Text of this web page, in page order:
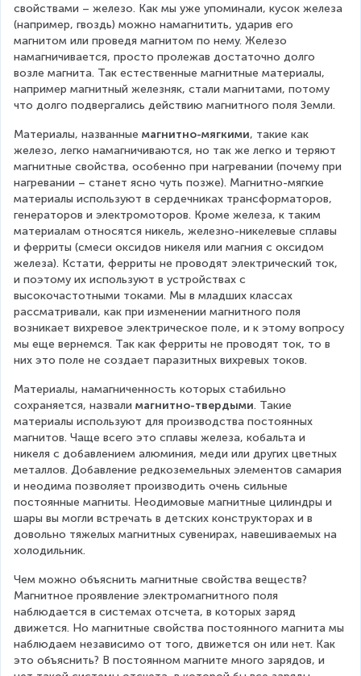
свойствами – железо. Как мы уже упоминали, кусок железа
(например, гвоздь) можно намагнитить, ударив его
магнитом или проведя магнитом по нему. Железо
намагничивается, просто пролежав достаточно долго
возле магнита. Так естественные магнитные материалы,
например магнитный железняк, стали магнитами, потому
что долго подвергались действию магнитного поля Земли.
Материалы, названные магнитно-мягкими, такие как
железо, легко намагничиваются, но так же легко и теряют
магнитные свойства, особенно при нагревании (почему при
нагревании – станет ясно чуть позже). Магнитно-мягкие
материалы используют в сердечниках трансформаторов,
генераторов и электромоторов. Кроме железа, к таким
материалам относятся никель, железно-никелевые сплавы
и ферриты (смеси оксидов никеля или магния с оксидом
железа). Кстати, ферриты не проводят электрический ток,
и поэтому их используют в устройствах с
высокочастотными токами. Мы в младших классах
рассматривали, как при изменении магнитного поля
возникает вихревое электрическое поле, и к этому вопросу
мы еще вернемся. Так как ферриты не проводят ток, то в
них это поле не создает паразитных вихревых токов.
Материалы, намагниченность которых стабильно
сохраняется, назвали магнитно-твердыми. Такие
материалы используют для производства постоянных
магнитов. Чаще всего это сплавы железа, кобальта и
никеля с добавлением алюминия, меди или других цветных
металлов. Добавление редкоземельных элементов самария
и неодима позволяет производить очень сильные
постоянные магниты. Неодимовые магнитные цилиндры и
шары вы могли встречать в детских конструкторах и в
довольно тяжелых магнитных сувенирах, навешиваемых на
холодильник.
Чем можно объяснить магнитные свойства веществ?
Магнитное проявление электромагнитного поля
наблюдается в системах отсчета, в которых заряд
движется. Но магнитные свойства постоянного магнита мы
наблюдаем независимо от того, движется он или нет. Как
это объяснить? В постоянном магните много зарядов, и